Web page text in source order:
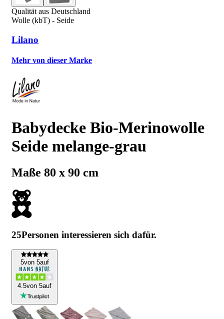
Qualität aus Deutschland
Wolle (kbT) - Seide
Lilano
Mehr von dieser Marke
Babydecke Bio-Merinowolle
Seide melange-grau
Maße 80 x 90 cm
25Personen interessieren sich dafür.
5von 5auf
4.5von 5auf